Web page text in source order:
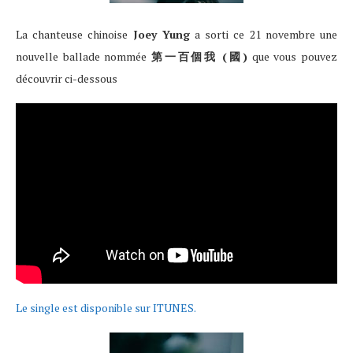
La chanteuse chinoise Joey Yunga sorti ce 21 novembre une
nouvelle ballade nommée第一百個我 (國)que vous pouvez
découvrir ci-dessous
Le single est disponible sur ITUNES.